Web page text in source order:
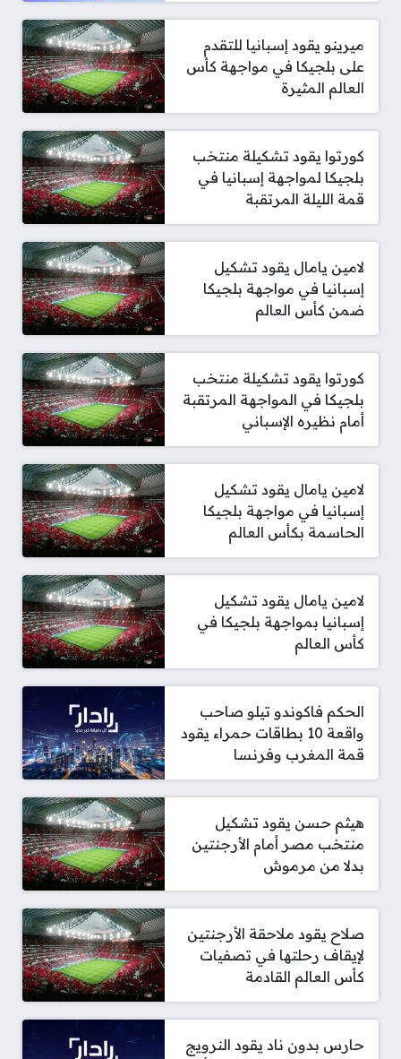
ميرينو يقود إسبانيا للتقدم
على بلجيكا في مواجهة كأس
العالم المثيرة
كورتوا يقود تشكيلة منتخب
بلجيكا لمواجهة إسبانيا في
قمة الليلة المرتقبة
لامين يامال يقود تشكيل
إسبانيا في مواجهة بلجيكا
ضمن كأس العالم
كورتوا يقود تشكيلة منتخب
بلجيكا في المواجهة المرتقبة
أمام نظيره الإسباني
لامين يامال يقود تشكيل
إسبانيا في مواجهة بلجيكا
الحاسمة بكأس العالم
لامين يامال يقود تشكيل
إسبانيا بمواجهة بلجيكا في
كأس العالم
الحكم فاكوندو تيلو صاحب
واقعة 10 بطاقات حمراء يقود
قمة المغرب وفرنسا
هيثم حسن يقود تشكيل
منتخب مصر أمام الأرجنتين
بدلا من مرموش
صلاح يقود ملاحقة الأرجنتين
لإيقاف رحلتها في تصفيات
كأس العالم القادمة
حارس بدون ناد يقود النرويج